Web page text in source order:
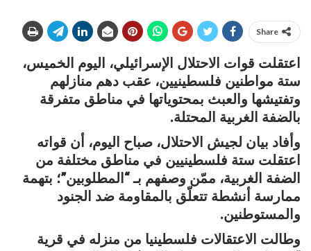
Share
اعتقلت قوات الاحتلال الإسرائيلي، اليوم الخميس،
ستة مواطنين فلسطينيين، عقب دهم منازلهم
وتفتيشها والعبث بمحتوياتها في مناطق متفرقة
بالضفة الغربية المحتلة.
وأفاد بيان لجيش الاحتلال، صباح اليوم، أن قواته
اعتقلت ستة فلسطينيين في مناطق مختلفة من
الضفة الغربية، ممّن وصفهم بـ “المطلوبين”؛ بتهمة
ممارسة أنشطة تتعلّق بالمقاومة ضد الجنود
والمستوطنين.
وطالت الاعتقالات فلسطينيا من منزله في قرية